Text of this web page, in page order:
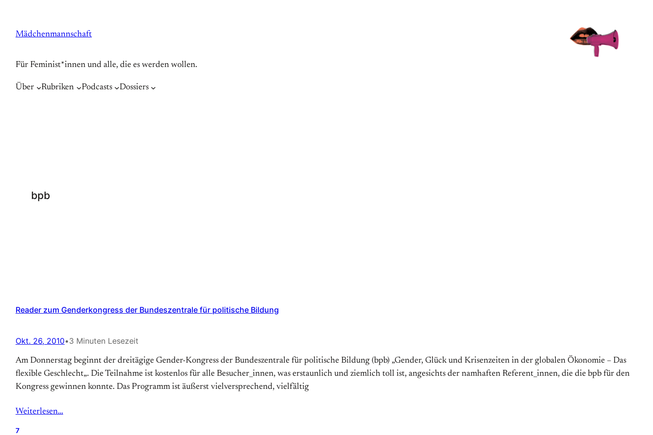
springen
Mädchenmannschaft
Für Feminist*innen und alle, die es werden wollen.
Über Rubriken Podcasts Dossiers
bpb
Reader zum Genderkongress der Bundeszentrale für politische Bildung
Okt. 26, 2010•3 Minuten Lesezeit
Am Donnerstag beginnt der dreitägige Gender-Kongress der Bundeszentrale für politische Bildung (bpb) „Gender, Glück und Krisenzeiten in der globalen Ökonomie – Das
flexible Geschlecht„. Die Teilnahme ist kostenlos für alle Besucher_innen, was erstaunlich und ziemlich toll ist, angesichts der namhaften Referent_innen, die die bpb für den
Kongress gewinnen konnte. Das Programm ist äußerst vielversprechend, vielfältig
Weiterlesen…
7